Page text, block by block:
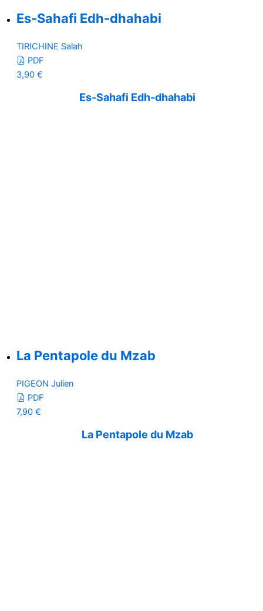
Es-Sahafi Edh-dhahabi
TIRICHINE Salah
PDF
3,90 €
Es-Sahafi Edh-dhahabi
La Pentapole du Mzab
PIGEON Julien
PDF
7,90 €
La Pentapole du Mzab